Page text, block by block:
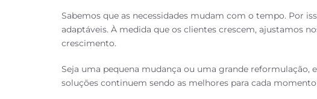
Sabemos que as necessidades mudam com o tempo. Por
adaptáveis. À medida que os clientes crescem, ajustamos
crescimento.
Seja uma pequena mudança ou uma grande reformulação,
soluções continuem sendo as melhores para cada